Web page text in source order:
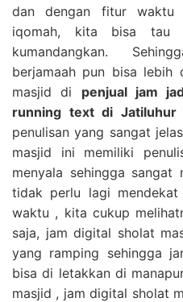
dan dengan fitur waktu
iqomah, kita bisa tau
kumandangkan.
berjamaah pun bisa
masjid di penjual jam
running text di Jatiluhur
penulisan yang sangat
masjid ini memiliki
menyala sehingga
tidak perlu lagi
waktu , kita cukup
saja, jam digital sholat
yang ramping sehingga
bisa di letakkan di
masjid , jam digital sholat